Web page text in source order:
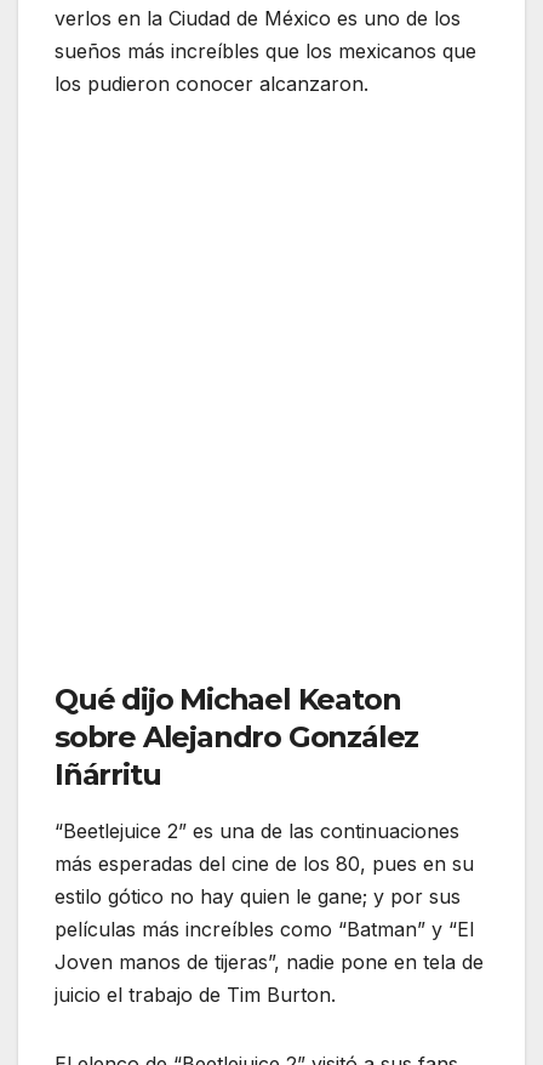
verlos en la Ciudad de México es uno de los
sueños más increíbles que los mexicanos que
los pudieron conocer alcanzaron.
Qué dijo Michael Keaton
sobre Alejandro González
Iñárritu
“Beetlejuice 2” es una de las continuaciones
más esperadas del cine de los 80, pues en su
estilo gótico no hay quien le gane; y por sus
películas más increíbles como “Batman” y “El
Joven manos de tijeras”, nadie pone en tela de
juicio el trabajo de Tim Burton.